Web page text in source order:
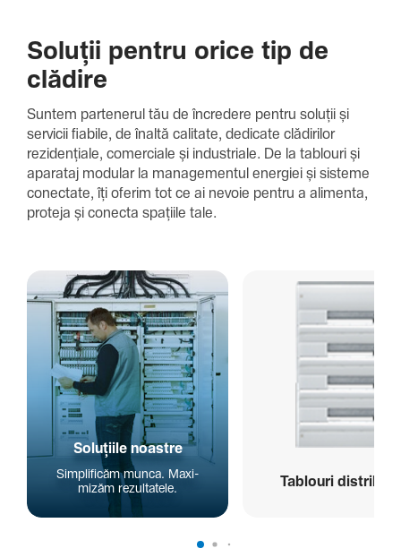
Soluții pentru orice tip de
clădire
Suntem parte­nerul tău de încre­dere pentru soluții și
servicii fiabile, de înaltă cali­tate, dedi­cate clădi­rilor
rezi­den­țiale, comer­ciale și indus­triale. De la tablouri și
aparataj modular la managementul energiei și sisteme
conec­tate, îți oferim tot ce ai nevoie pentru a alimenta,
proteja și conecta spațiile tale.
Solu­țiile noastre
Simpli­ficăm munca. Maxi­
mizăm rezul­ta­tele.
Tablouri